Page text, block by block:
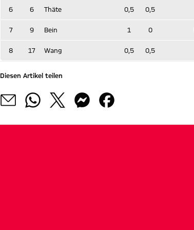
6 6 Thäte 0,5 0,5
7 9 Bein 1 0
8 17 Wang 0,5 0,5
Diesen Artikel teilen